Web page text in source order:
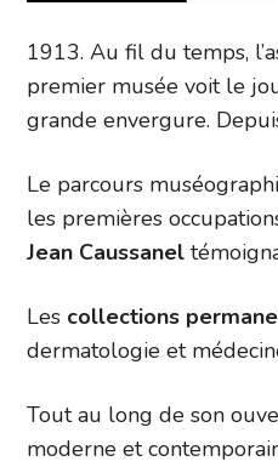
1913. Au fil du temps,
premier musée voit le
grande envergure.
Le parcours
les premières
Jean Caussanel
Les collections
dermatologie et
Tout au long de son
moderne et